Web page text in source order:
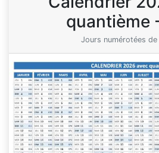
quantième
Jours numérotées de